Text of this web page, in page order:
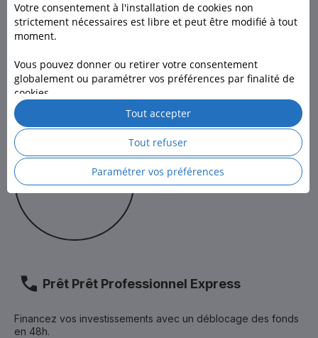
Rendez-vous dans l’une de nos 1600 agences, à domicile ou
en visio pour nous rencontrer
Découvrir
Découvrir
Prêt Prêt Professionnel Express
Financez vos investissements avec un déblocage des fonds
en 48h.
Votre consentement à l'installation de cookies non
strictement nécessaires est libre et peut être modifié à tout
moment.
Vous pouvez donner ou retirer votre consentement
globalement ou paramétrer vos préférences par finalité de
cookies.
Pour en savoir plus, consultez laPolitique des cookies
la
Politique de protection des données personnelles de LCL.
Paramétrer vos préférences
Tout refuser
Tout accepter